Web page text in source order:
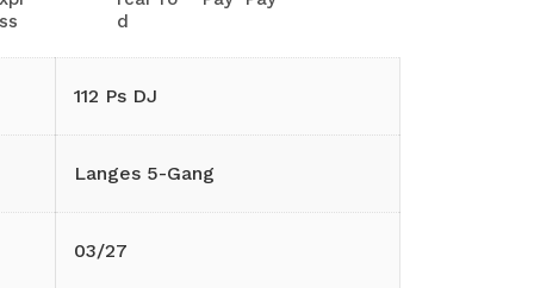
112 Ps DJ
Langes 5-Gang
03/27